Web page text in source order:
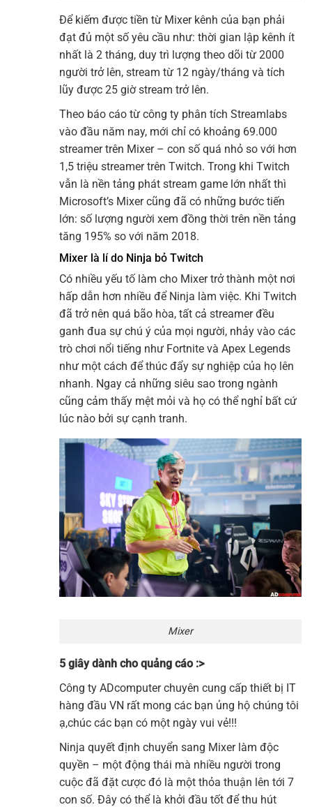
Để kiếm được tiền từ Mixer kênh của bạn phải
đạt đủ một số yêu cầu như: thời gian lập kênh ít
nhất là 2 tháng, duy trì lượng theo dõi từ 2000
người trở lên, stream từ 12 ngày/tháng và tích
lũy được 25 giờ stream trở lên.
Theo báo cáo từ công ty phân tích Streamlabs
vào đầu năm nay, mới chỉ có khoảng 69.000
streamer trên Mixer – con số quá nhỏ so với hơn
1,5 triệu streamer trên Twitch. Trong khi Twitch
vẫn là nền tảng phát stream game lớn nhất thì
Microsoft’s Mixer cũng đã có những bước tiến
lớn: số lượng người xem đồng thời trên nền tảng
tăng 195% so với năm 2018.
Mixer là lí do Ninja bỏ Twitch
Có nhiều yếu tố làm cho Mixer trở thành một nơi
hấp dẫn hơn nhiều để Ninja làm việc. Khi Twitch
đã trở nên quá bão hòa, tất cả streamer đều
ganh đua sự chú ý của mọi người, nhảy vào các
trò chơi nổi tiếng như Fortnite và Apex Legends
như một cách để thúc đẩy sự nghiệp của họ lên
nhanh. Ngay cả những siêu sao trong ngành
cũng cảm thấy mệt mỏi và họ có thể nghỉ bất cứ
lúc nào bởi sự cạnh tranh.
Mixer
5 giây dành cho quảng cáo :>
Công ty ADcomputerchuyên cung cấp thiết bị IT
hàng đầu VN rất mong các bạn ủng hộ chúng tôi
ạ,chúc các bạn có một ngày vui vẻ!!!
Ninja quyết định chuyển sang Mixer làm độc
quyền – một động thái mà nhiều người trong
cuộc đã đặt cược đó là một thỏa thuận lên tới 7
con số. Đây có thể là khởi đầu tốt để thu hút